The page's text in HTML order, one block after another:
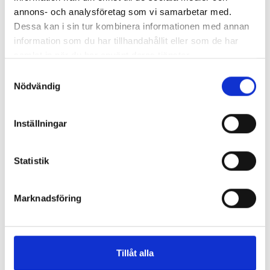
annons- och analysföretag som vi samarbetar med.
Dessa kan i sin tur kombinera informationen med annan
information som du har tillhandahållit eller som de har
Nödvändig
Inställningar
Statistik
Marknadsföring
Tillåt alla
Så mycket tjänar dagspresscheferna
”Valåret känns som att sprinta ett